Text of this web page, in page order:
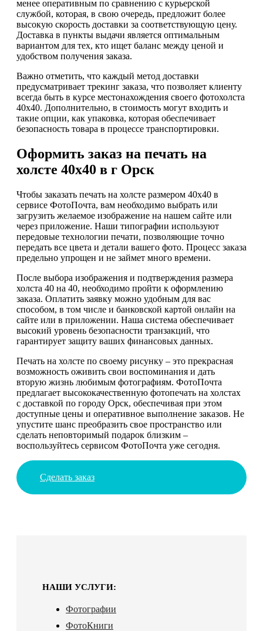
менее оперативным по сравнению с курьерской
службой, которая, в свою очередь, предложит более
высокую скорость доставки за соответствующую цену.
Доставка в пункты выдачи является оптимальным
вариантом для тех, кто ищет баланс между ценой и
удобством получения заказа.
Важно отметить, что каждый метод доставки
предусматривает трекинг заказа, что позволяет клиенту
всегда быть в курсе местонахождения своего фотохолста
40х40. Дополнительно, в стоимость могут входить и
такие опции, как упаковка, которая обеспечивает
безопасность товара в процессе транспортировки.
Оформить заказ на печать на
холсте 40х40 в г Орск
Чтобы заказать печать на холсте размером 40х40 в
сервисе ФотоПочта, вам необходимо выбрать или
загрузить желаемое изображение на нашем сайте или
через приложение. Наши типографии используют
передовые технологии печати, позволяющие точно
передать все цвета и детали вашего фото. Процесс заказа
предельно упрощен и не займет много времени.
После выбора изображения и подтверждения размера
холста 40 на 40, необходимо пройти к оформлению
заказа. Оплатить заявку можно удобным для вас
способом, в том числе и банковской картой онлайн на
сайте или в приложении. Наша система обеспечивает
высокий уровень безопасности транзакций, что
гарантирует защиту ваших финансовых данных.
Печать на холсте по своему рисунку – это прекрасная
возможность оживить свои воспоминания и дать
вторую жизнь любимым фотографиям. ФотоПочта
предлагает высококачественную фотопечать на холстах
с доставкой по городу Орск, обеспечивая при этом
доступные цены и оперативное выполнение заказов. Не
упустите шанс преобразить свое пространство или
сделать неповторимый подарок близким –
воспользуйтесь сервисом ФотоПочта уже сегодня.
Сделать заказ
НАШИ УСЛУГИ:
Фотографии
ФотоКниги